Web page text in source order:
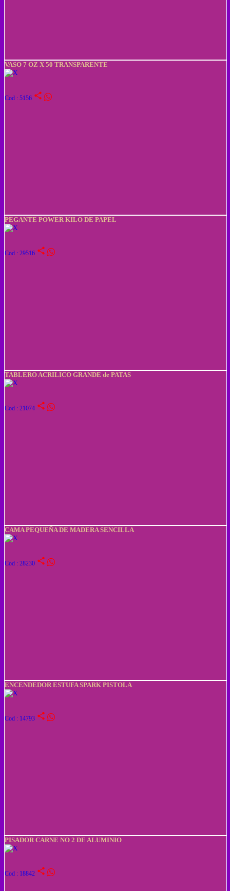
VASO 7 OZ X 50 TRANSPARENTE
Cod : 5156 share
PEGANTE POWER KILO DE PAPEL
Cod : 29516 share
TABLERO ACRILICO GRANDE de PATAS
Cod : 21074 share
CAMA PEQUEÑA DE MADERA SENCILLA
Cod : 28230 share
ENCENDEDOR ESTUFA SPARK PISTOLA
Cod : 14793 share
PISADOR CARNE NO 2 DE ALUMINIO
Cod : 18842 share